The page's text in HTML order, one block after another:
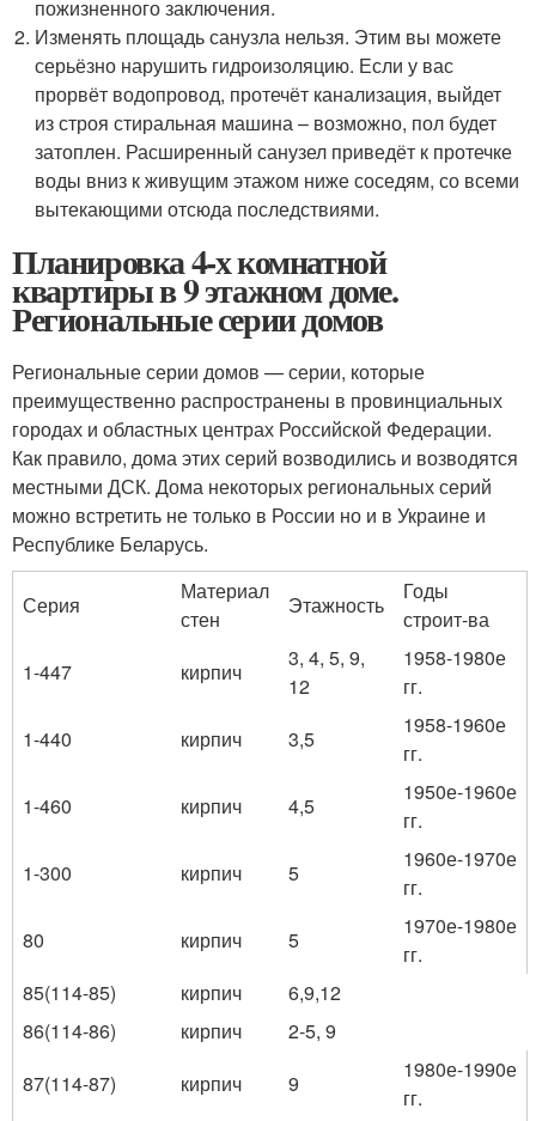
пожизненного заключения.
Изменять площадь санузла нельзя. Этим вы можете
серьёзно нарушить гидроизоляцию. Если у вас
прорвёт водопровод, протечёт канализация, выйдет
из строя стиральная машина – возможно, пол будет
затоплен. Расширенный санузел приведёт к протечке
воды вниз к живущим этажом ниже соседям, со всеми
вытекающими отсюда последствиями.
Планировка 4-х комнатной
квартиры в 9 этажном доме.
Региональные серии домов
Региональные серии домов — серии, которые
преимущественно распространены в провинциальных
городах и областных центрах Российской Федерации.
Как правило, дома этих серий возводились и возводятся
местными ДСК. Дома некоторых региональных серий
можно встретить не только в России но и в Украине и
Республике Беларусь.
Серия
Материал
стен
Этажность
Годы
строит-ва
1-447
кирпич
3, 4, 5, 9,
12
1958-1980е
гг.
1-440
кирпич 3,5
1958-1960е
гг.
1-460
кирпич 4,5
1950е-1960е
гг.
1-300
кирпич 5
1960е-1970е
гг.
80
кирпич 5
1970е-1980е
гг.
85(114-85)
кирпич
6,9,12
86(114-86)
кирпич
2-5, 9
87(114-87)
кирпич 9
1980е-1990е
гг.